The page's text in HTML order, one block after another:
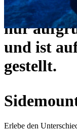
Das alte
nur
und ist
gestellt.
Erlebe den